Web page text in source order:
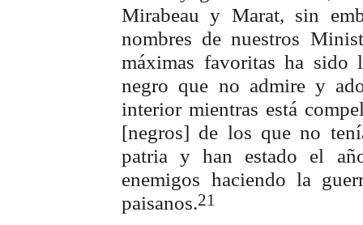
Mirabeau y Marat, sin
nombres de nuestros
máximas favoritas ha sido
negro que no admire y
interior mientras está
[negros] de los que no
patria y han estado el
enemigos haciendo la
paisanos.21